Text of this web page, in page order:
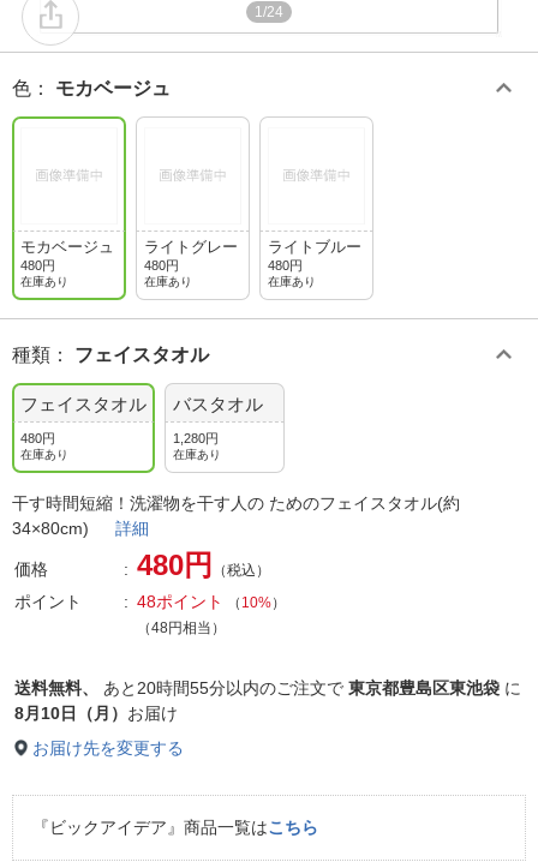
1/24
色 ： モカベージュ
モカベージュ
480円
在庫あり
ライトグレー
480円
在庫あり
ライトブルー
480円
在庫あり
種類 ： フェイスタオル
フェイスタオル
480円
在庫あり
バスタオル
1,280円
在庫あり
干す時間短縮！洗濯物を干す人の ためのフェイスタオル(約
34×80cm) 詳細
価格 480円 （税込）
ポイント 48ポイント （ 10%）
（48円相当）
送料無料、 あと 20時間55分以内のご注文で 東京都豊島区東池袋 に
8月10日（月） お届け
お届け先を変更する
『ビックアイデア』商品一覧はこちら